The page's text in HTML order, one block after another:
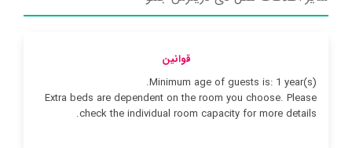
قوانین
Minimum age of guests is: 1 year(s).
Extra beds are dependent on the room you choose. Please
check the individual room capacity for more details.